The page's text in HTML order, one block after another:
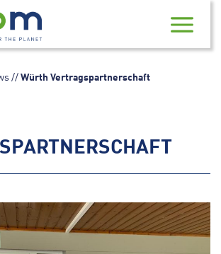
// Würth Vertragspartnerschaft